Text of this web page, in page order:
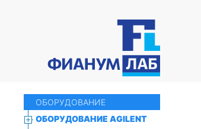
ОБОРУДОВАНИЕ
ОБОРУДОВАНИЕ AGILENT